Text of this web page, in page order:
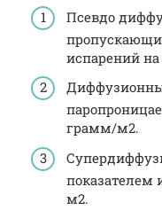
Псевдо
испарений
грамм/м2.
показателем
м2.